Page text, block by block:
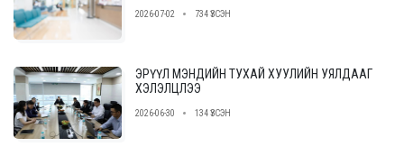
2026-07-02 734 ҮЗСЭН
ЭРҮҮЛ МЭНДИЙН ТУХАЙ ХУУЛИЙН УЯЛДААГ
ХЭЛЭЛЦЛЭЭ
2026-06-30 134 ҮЗСЭН